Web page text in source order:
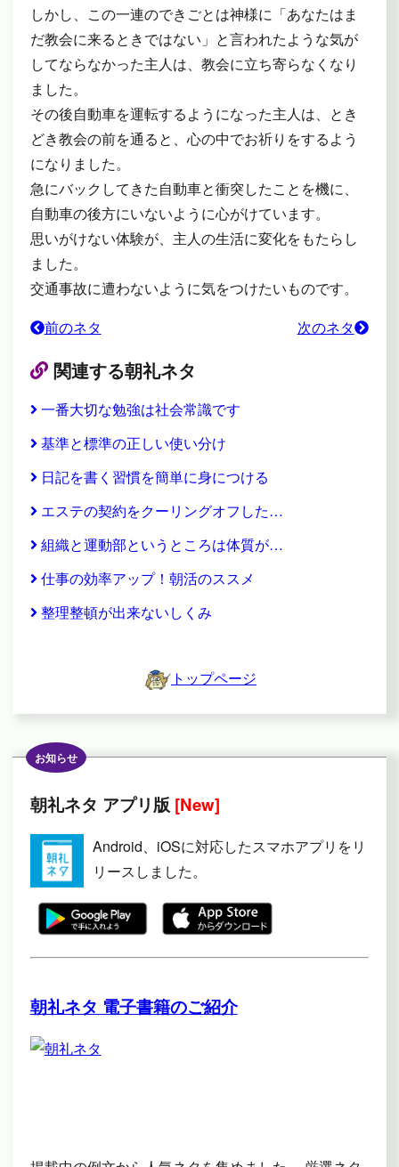
しかし、この一連のできごとは神様に「あなたはま
だ教会に来るときではない」と言われたような気が
してならなかった主人は、教会に立ち寄らなくなり
ました。
その後自動車を運転するようになった主人は、とき
どき教会の前を通ると、心の中でお祈りをするよう
になりました。
急にバックしてきた自動車と衝突したことを機に、
自動車の後方にいないように心がけています。
思いがけない体験が、主人の生活に変化をもたらし
ました。
交通事故に遭わないように気をつけたいものです。
前のネタ
次のネタ
関連する朝礼ネタ
一番大切な勉強は社会常識です
基準と標準の正しい使い分け
日記を書く習慣を簡単に身につける
エステの契約をクーリングオフした…
組織と運動部というところは体質が…
仕事の効率アップ！朝活のススメ
整理整頓が出来ないしくみ
トップページ
お知らせ
朝礼ネタ アプリ版 [New]
Android、iOSに対応したスマホアプリをリ
リースしました。
朝礼ネタ 電子書籍のご紹介